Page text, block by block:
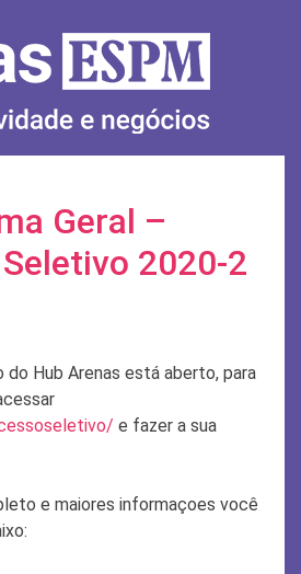
Geral –
2020-2
Hub Arenas está aberto, para
e fazer a sua
e maiores informaçoes você